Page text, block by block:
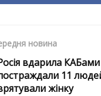
новина
вдарила
11
жінку